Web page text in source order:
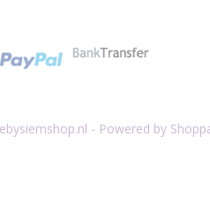
- Powered by